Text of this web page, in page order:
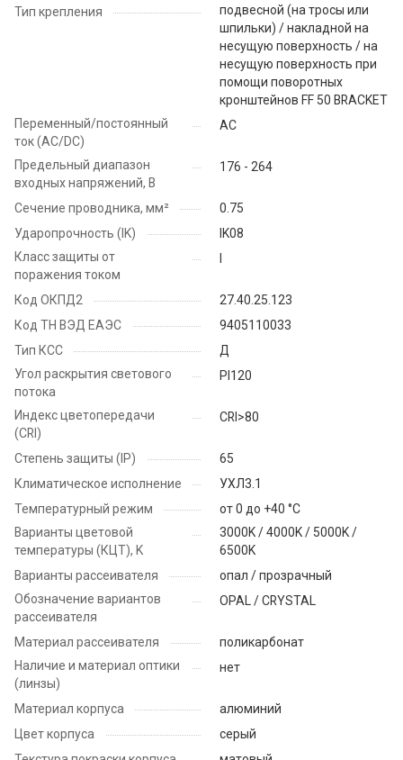
Тип крепления
подвесной (на тросы или
шпильки) / накладной на
несущую поверхность / на
несущую поверхность при
помощи поворотных
кронштейнов FF 50 BRACKET
Переменный/постоянный
ток (AC/DC)
AC
Предельный диапазон
входных напряжений, В
176 - 264
Сечение проводника, мм²
0.75
Ударопрочность (IK)
IK08
Класс защиты от
поражения током
Код ОКПД2
27.40.25.123
Код ТН ВЭД ЕАЭС
9405110033
Тип КСС
Д
Угол раскрытия светового
потока
PI120
Индекс цветопередачи
(CRI)
CRI>80
Степень защиты (IP)
65
Климатическое исполнение
УХЛ3.1
Температурный режим
от 0 до +40 °C
Варианты цветовой
температуры (КЦТ), K
3000K / 4000K / 5000K /
6500K
Варианты рассеивателя
опал / прозрачный
Обозначение вариантов
рассеивателя
OPAL / CRYSTAL
Материал рассеивателя
поликарбонат
Наличие и материал оптики
(линзы)
нет
Материал корпуса
алюминий
Цвет корпуса
серый